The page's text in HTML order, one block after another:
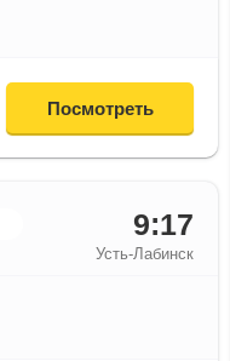
Посмотреть
9:17
Усть-Лабинск